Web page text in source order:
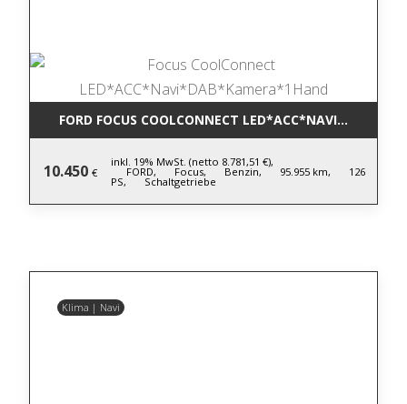
FORD FOCUS COOLCONNECT
10.450 €
inkl. 19% MwSt. (netto 8.781,51 €),
FORD, Focus, Benzin, 95.955 km, 126
PS, Schaltgetriebe
Klima | Navi